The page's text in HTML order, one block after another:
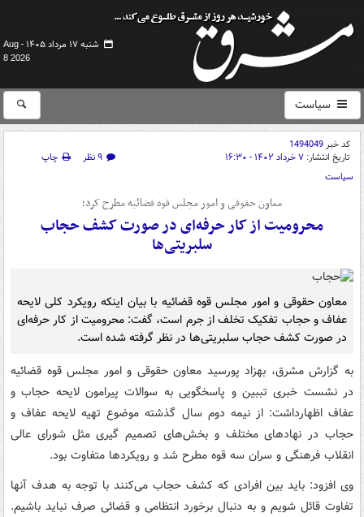
شنبه ۱۷ مرداد ۱۴۰۵ -
Aug
8 2026
سیاست
کد خبر1494049
تاریخ انتشار: ۷ خرداد ۱۴۰۲ - ۱۶:۳۰ ۹ نظر
چاپ
سیاست
معاون حقوقی و امور مجلس قوه قضائیه مطرح کرد؛
محرومیت از کار حرفه‌ای در صورت کشف حجاب
سلبریتی‌ها
معاون حقوقی و امور مجلس قوه قضائیه با بیان اینکه رویکرد کلی لایحه
عفاف و حجاب تفکیک تخلف از جرم است، گفت: محرومیت از کار حرفه‌ای
در صورت کشف حجاب سلبریتی‌ها در نظر گرفته شده است.
به گزارش مشرق، بهزاد پورسید معاون حقوقی و امور مجلس قوه قضائیه
در نشست خبری تببین و پاسخگویی به سوالات پیرامون لایحه حجاب و
عفاف اظهارداشت: از نیمه دوم سال گذشته موضوع تهیه لایحه عفاف و
حجاب در نهادهای مختلف و بخش‌های تصمیم گیری مثل شورای عالی
انقلاب فرهنگی و سران سه قوه مطرح شد و رویکردها متفاوت بود.
وی افزود: باید بین افرادی که کشف حجاب می‌کنند با توجه به هدف آنها
تفاوت قائل شویم و به دنبال برخورد انتظامی و قضائی صرف نباید باشیم.